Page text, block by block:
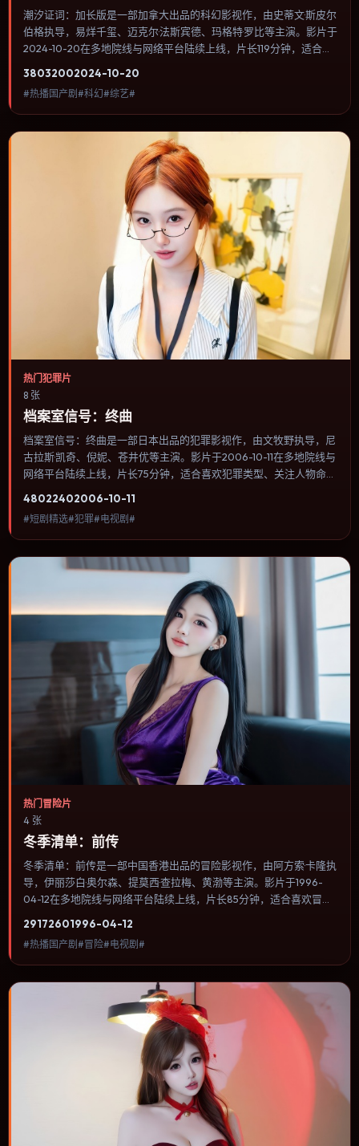
潮汐证词：加长版是一部加拿大出品的科幻影视作，由史蒂文·斯皮尔
伯格执导，易烊千玺、迈克尔·法斯宾德、玛格特·罗比等主演。影片于
2024-10-20在多地院线与网络平台陆续上线，片长119分钟，适合喜
情节推进，节奏与视听语言统一，可作为休闲观影或类型片补片的选
择。
38032002024-10-20
#热播国产剧#科幻#综艺#
热门犯罪片
8 张
档案室信号：终曲
档案室信号：终曲是一部日本出品的犯罪影视作，由文牧野执导，尼
古拉斯·凯奇、倪妮、苍井优等主演。影片于2006-10-11在多地院线与
网络平台陆续上线，片长75分钟，适合喜欢犯罪类型、关注人物命运
视听语言统一，可作为休闲观影或类型片补片的选择。
48022402006-10-11
#短剧精选#犯罪#电视剧#
热门冒险片
4 张
冬季清单：前传
冬季清单：前传是一部中国香港出品的冒险影视作，由阿方索·卡隆执
导，伊丽莎白·奥尔森、提莫西·查拉梅、黄渤等主演。影片于1996-
04-12在多地院线与网络平台陆续上线，片长85分钟，适合喜欢冒险
情节推进，节奏与视听语言统一，可作为休闲观影或类型片补片的选
择。
29172601996-04-12
#热播国产剧#冒险#电视剧#